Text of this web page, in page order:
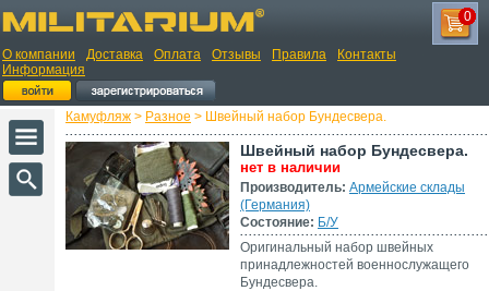
О компании Доставка Оплата Отзывы Правила
Контакты
Информация
0
Камуфляж > Разное > Швейный набор Бундесвера.
Швейный набор Бундесвера.
нет в наличии
Производитель: Армейские склады
(Германия)
Состояние: Б/У
Оригинальный набор швейных
принадлежностей военнослужащего
Бундесвера.